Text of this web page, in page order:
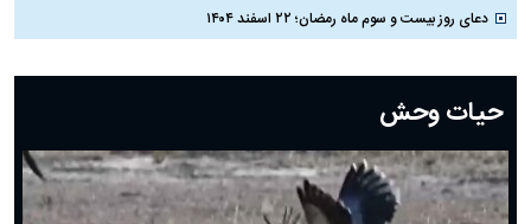
دعای روز بیست و سوم ماه رمضان؛ ۲۲ اسفند ۱۴۰۴
دعای روز بیستم ماه رمضان؛ ۱۹ اسفند ۱۴۰۴
دعای روز هشتم ماه مبارک رمضان؛ ۷ اسفند ماه ۱۴۰۴
دعای روز هفتم ماه رمضان؛ ۶ اسفند ۱۴۰۴
دعای روز ششم ماه رمضان؛ ۵ اسفند ۱۴۰۴
دعای روز پنجم ماه رمضان؛ ۴ اسفند ۱۴۰۴
حیات وحش